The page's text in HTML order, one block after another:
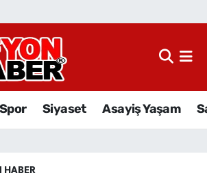
Spor Siyaset Asayiş Yaşam
HABER